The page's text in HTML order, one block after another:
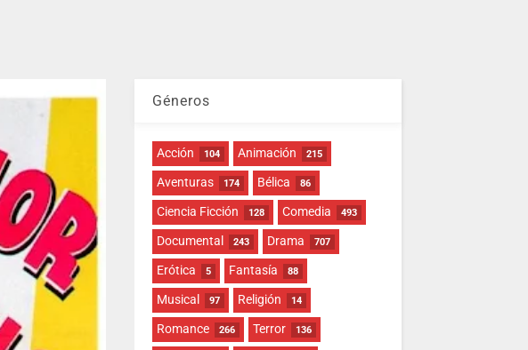
Géneros
Acción 104 Animación 215
Aventuras 174 Bélica 86
Ciencia Ficción 128 Comedia 493
Documental 243 Drama 707
Erótica 5 Fantasía 88
Musical 97 Religión 14
Romance 266 Terror 136